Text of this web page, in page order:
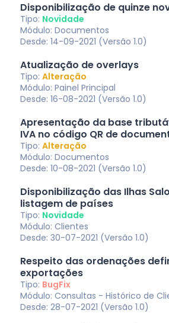
Disponibilização de quinze
Tipo: Novidade
Módulo: Documentos
Desde: 14-09-2021 (Versão 1.0)
Atualização de overlays
Tipo: Alteração
Módulo: Painel Principal
Desde: 16-08-2021 (Versão 1.0)
Apresentação da base
IVA no código QR de
Tipo: Alteração
Módulo: Documentos
Desde: 10-08-2021 (Versão 1.0)
Disponibilização das Ilhas
listagem de países
Tipo: Novidade
Módulo: Clientes
Desde: 30-07-2021 (Versão 1.0)
Respeito das ordenações
exportações
Tipo: BugFix
Módulo: Consultas - Histórico de
Desde: 28-07-2021 (Versão 1.0)